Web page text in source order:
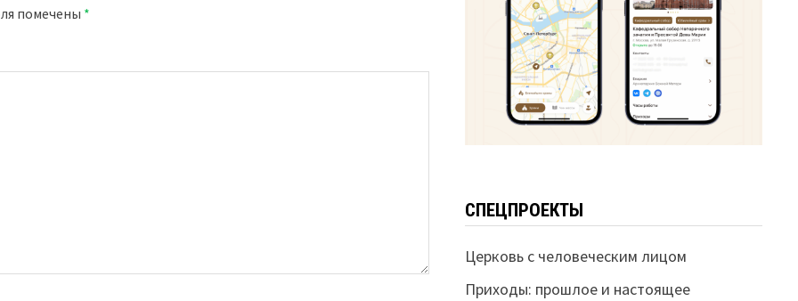
помечены *
СПЕЦПРОЕКТЫ
Церковь с человеческим лицом
Приходы: прошлое и настоящее